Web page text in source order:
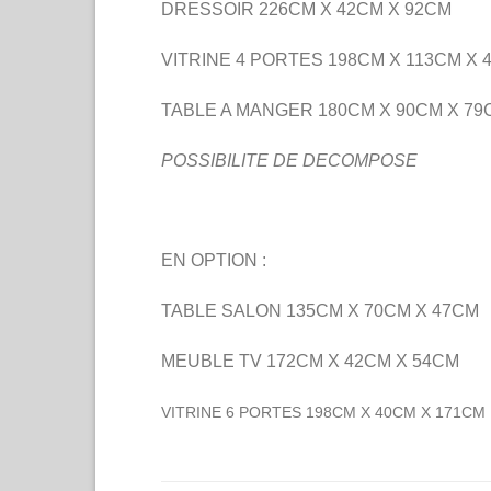
DRESSOIR 226CM X 42CM X 92CM
VITRINE 4 PORTES 198CM X 113CM X
TABLE A MANGER 180CM X 90CM X
POSSIBILITE DE DECOMPOSE
EN OPTION :
TABLE SALON 135CM X 70CM X 47CM
MEUBLE TV 172CM X 42CM X 54CM
VITRINE 6 PORTES 198CM X 40CM X 171CM